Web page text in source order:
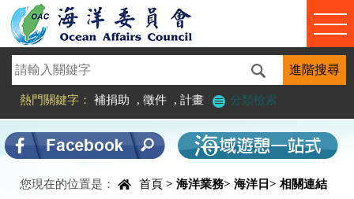
進入內容區塊
熱門關鍵字： 補捐助 , 徵件 , 計畫 分類檢索
您現在的位置是： 首頁 > 海洋業務> 海洋日> 相關連結